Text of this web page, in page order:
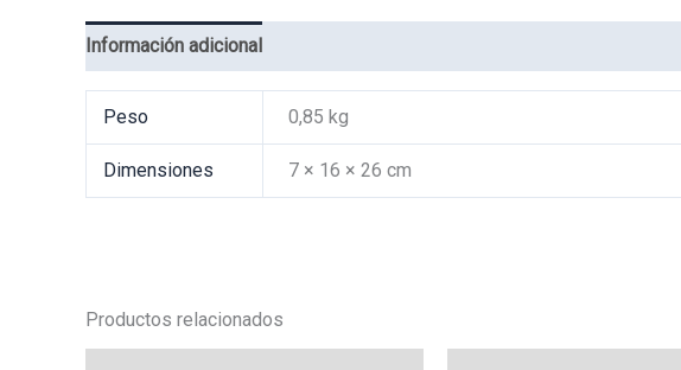
Información adicional
Peso 0,85 kg
Dimensiones 7 × 16 × 26 cm
Productos relacionados